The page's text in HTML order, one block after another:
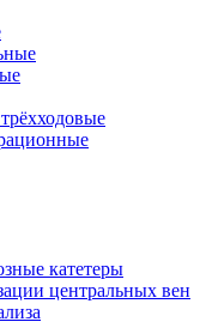
катетеры
центральных вен